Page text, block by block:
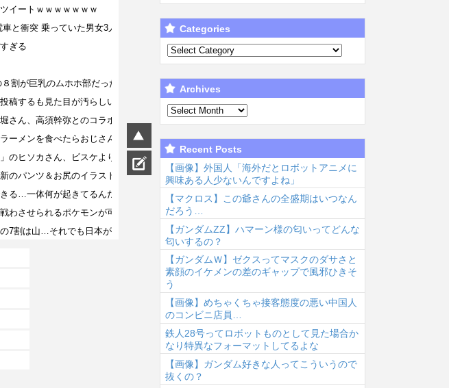
Categories
Archives
Recent Posts
【画像】外国人「海外だとロボットアニメに
興味ある人少ないんですよね」
【マクロス】この爺さんの全盛期はいつなん
だろう…
【ガンダムΖΖ】ハマーン様の匂いってどんな
匂いするの？
【ガンダムＷ】ゼクスってマスクのダサさと
素顔のイケメンの差のギャップで風邪ひきそ
う
【画像】めちゃくちゃ接客態度の悪い中国人
のコンビニ店員…
鉄人28号ってロボットものとして見た場合か
なり特異なフォーマットしてるよな
【画像】ガンダム好きな人ってこういうので
抜くの？